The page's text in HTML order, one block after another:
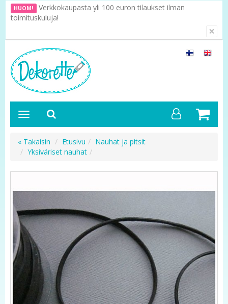
HUOM! Verkkokaupasta yli 100 euron tilaukset ilman
toimituskuluja!
×
« Takaisin Etusivu
Nauhat ja pitsit
Yksiväriset nauhat